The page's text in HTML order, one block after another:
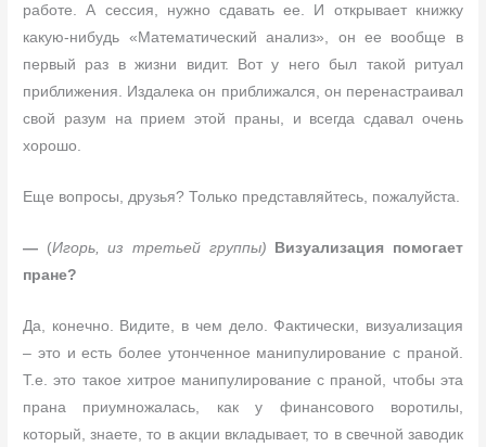
работе. А сессия, нужно сдавать ее. И открывает книжку
какую-нибудь «Математический анализ», он ее вообще в
первый раз в жизни видит. Вот у него был такой ритуал
приближения. Издалека он приближался, он перенастраивал
свой разум на прием этой праны, и всегда сдавал очень
хорошо.
Еще вопросы, друзья? Только представляйтесь, пожалуйста.
— (Игорь, из третьей группы)
Визуализация помогает
пране?
Да, конечно. Видите, в чем дело. Фактически, визуализация
– это и есть более утонченное манипулирование с праной.
Т.е. это такое хитрое манипулирование с праной, чтобы эта
прана приумножалась, как у финансового воротилы,
который, знаете, то в акции вкладывает, то в свечной заводик